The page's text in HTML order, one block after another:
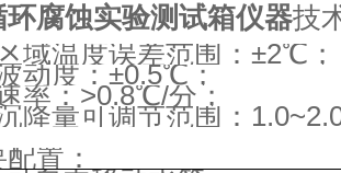
环腐蚀实验测试箱仪器技
域温度误差范围：±2℃；
动度：±0.5℃；
率：>0.8℃/分；
降量可调节范围：
置：